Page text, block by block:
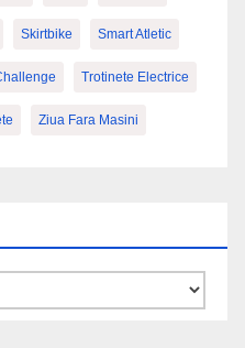
Skirtbike Smart Atletic
Trotinete Electrice
Ziua Fara Masini